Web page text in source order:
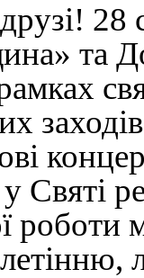
28
та
Святі